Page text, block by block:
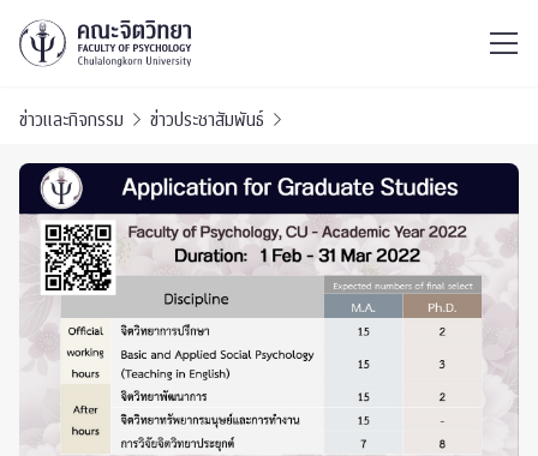
ข่าวและกิจกรรม ข่าวประชาสัมพันธ์